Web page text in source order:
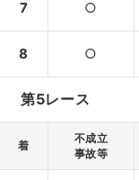
7 ○
8 ○
第5レース
着
不成立
事故等